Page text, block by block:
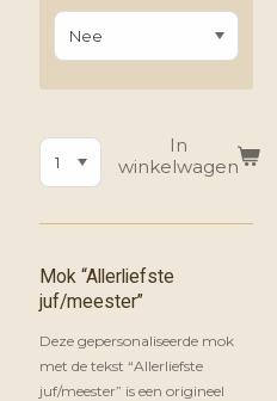
In
winkelwagen
Mok “Allerliefste
juf/meester”
Deze gepersonaliseerde mok
met de tekst “Allerliefste
juf/meester” is een origineel